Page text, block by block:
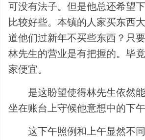
可没有法子。但是他总还希望
比较好些。本镇的人家买东西
道他们过新年不买些东西？只
林先生的营业是有把握的。毕
家便宜。
是这盼望使得林先生依然
坐在账台上守候他意想中的下午
这下午照例和上午显然不